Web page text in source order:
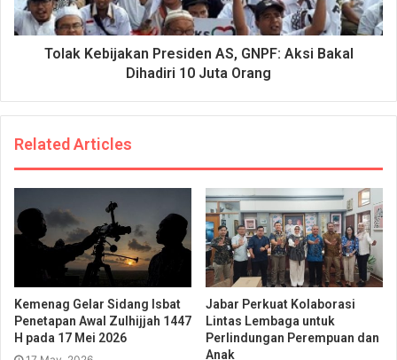
Tolak Kebijakan Presiden AS, GNPF: Aksi Bakal
Dihadiri 10 Juta Orang
Related Articles
Kemenag Gelar Sidang Isbat
Penetapan Awal Zulhijjah 1447
H pada 17 Mei 2026
Jabar Perkuat Kolaborasi
Lintas Lembaga untuk
Perlindungan Perempuan dan
Anak